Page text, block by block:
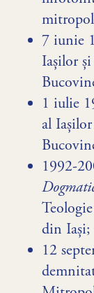
7 iunie
Iașilor
1 iulie
al
1992-
din Iaşi;
12